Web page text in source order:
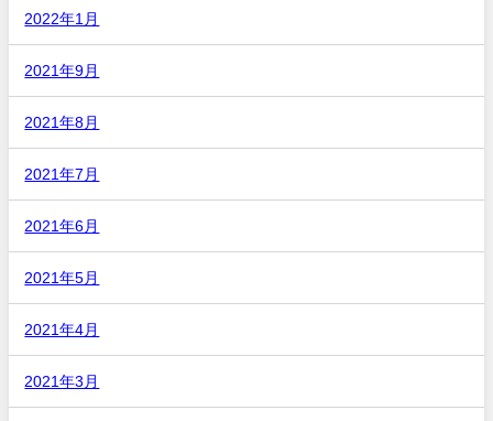
2022年1月
2021年9月
2021年8月
2021年7月
2021年6月
2021年5月
2021年4月
2021年3月